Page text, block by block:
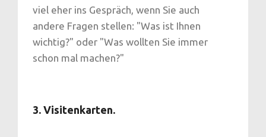
viel eher ins Gespräch, wenn Sie auch
andere Fragen stellen: "Was ist Ihnen
wichtig?" oder "Was wollten Sie immer
schon mal machen?"
3. Visitenkarten.